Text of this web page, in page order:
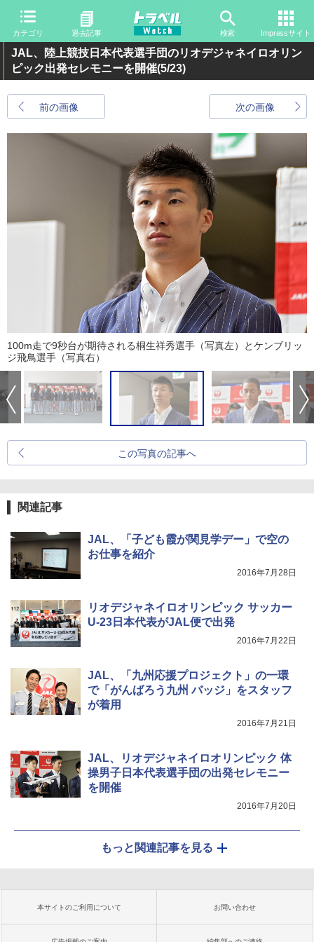
カテゴリ 過去記事 検索 Impressサイト
JAL、陸上競技日本代表選手団のリオデジャネイロオリン
ピック出発セレモニーを開催(5/23)
前の画像 次の画像
100m走で9秒台が期待される桐生祥秀選手（写真左）とケンブリッ
ジ飛鳥選手（写真右）
この写真の記事へ
関連記事
JAL、「子ども霞が関見学デー」で空の
お仕事を紹介
2016年7月28日
リオデジャネイロオリンピック サッカー
U-23日本代表がJAL便で出発
2016年7月22日
JAL、「九州応援プロジェクト」の一環
で「がんばろう九州 バッジ」をスタッフ
が着用
2016年7月21日
JAL、リオデジャネイロオリンピック 体
操男子日本代表選手団の出発セレモニー
を開催
2016年7月20日
もっと関連記事を見る
本サイトのご利用について お問い合わせ